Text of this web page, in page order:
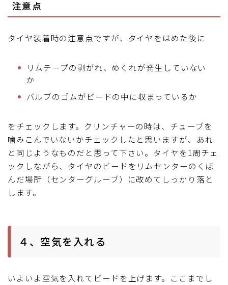
注意点
タイヤ装着時の注意点ですが、タイヤをはめた後に
リムテープの剥がれ、めくれが発生していない
か
バルブのゴムがビードの中に収まっているか
をチェックします。クリンチャーの時は、チューブを
噛みこんでいないかチェックしたと思いますが、あれ
と同じようなものだと思って下さい。タイヤを1周チェ
ックしながら、タイヤのビードをリムセンターのくぼ
んだ場所（センターグルーブ）に改めてしっかり落と
します。
４、空気を入れる
いよいよ空気を入れてビードを上げます。ここまでし